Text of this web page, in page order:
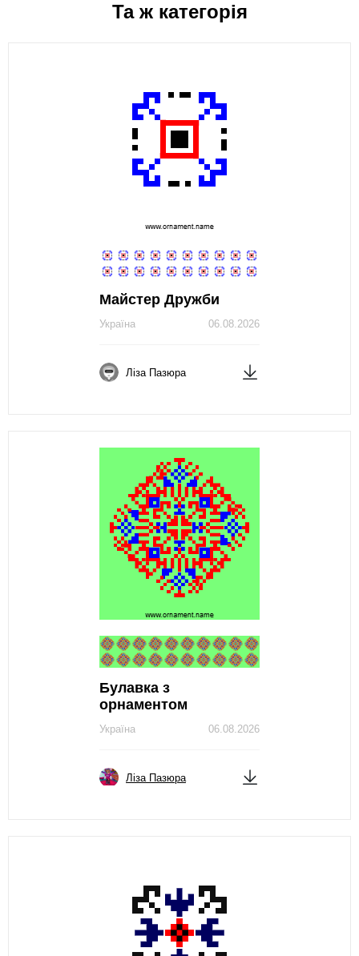
Та ж категорія
Майстер Дружби
06.08.2026
Україна
Ліза Пазюра
Булавка з
орнаментом
06.08.2026
Україна
Ліза Пазюра